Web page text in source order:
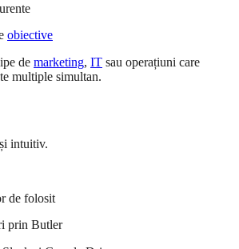
obiective
de marketing, IT sau operațiuni care
multiple simultan.
intuitiv.
de folosit
prin Butler